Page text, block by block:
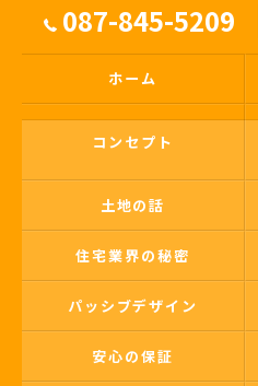
087-845-5209
ホーム
コンセプト
土地の話
住宅業界の秘密
パッシブデザイン
安心の保証